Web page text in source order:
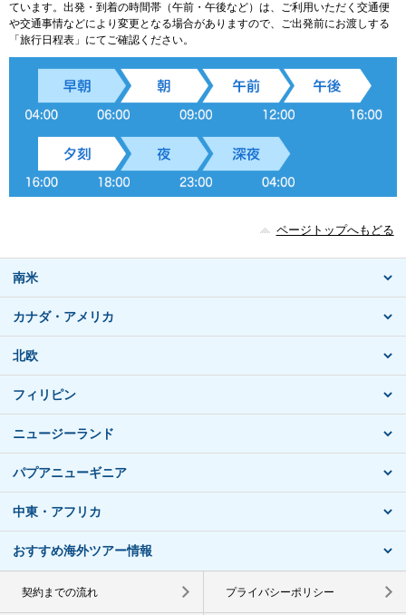
ています。出発・到着の時間帯（午前・午後など）は、ご利用いただく交通便
や交通事情などにより変更となる場合がありますので、ご出発前にお渡しする
「旅行日程表」にてご確認ください。
ページトップへもどる
南米
カナダ・アメリカ
北欧
フィリピン
ニュージーランド
パプアニューギニア
中東・アフリカ
おすすめ海外ツアー情報
契約までの流れ プライバシーポリシー